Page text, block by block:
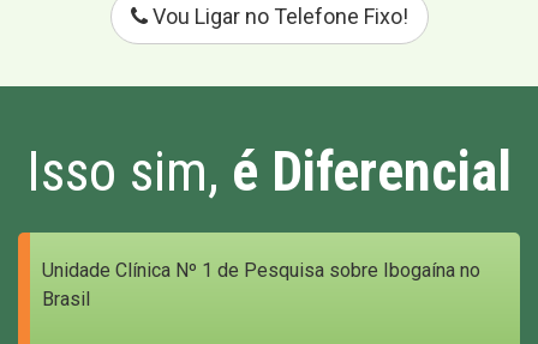
Vou Ligar no Telefone Fixo!
Isso sim, é Diferencial
Unidade Clínica Nº 1 de Pesquisa sobre Ibogaína no
Brasil